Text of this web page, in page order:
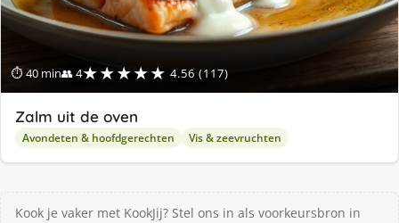
⏱ 40 min👥 4★★★★★ 4.56 (117)
Zalm uit de oven
Avondeten & hoofdgerechten Vis & zeevruchten
Kook je vaker met KookJij? Stel ons in als voorkeursbron in